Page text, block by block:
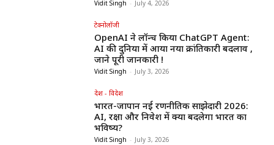
Vidit Singh - July 4, 2026
टेक्नोलॉजी
OpenAI ने लॉन्च किया ChatGPT Agent:
AI की दुनिया में आया नया क्रांतिकारी बदलाव ,
जाने पूरी जानकारी !
Vidit Singh - July 3, 2026
देश - विदेश
भारत-जापान नई रणनीतिक साझेदारी 2026:
AI, रक्षा और निवेश में क्या बदलेगा भारत का
भविष्य?
Vidit Singh - July 3, 2026